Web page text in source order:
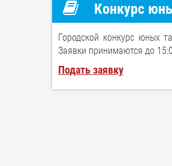
Конкурс
Городской конкурс юных
Заявки принимаются до
Подать заявку